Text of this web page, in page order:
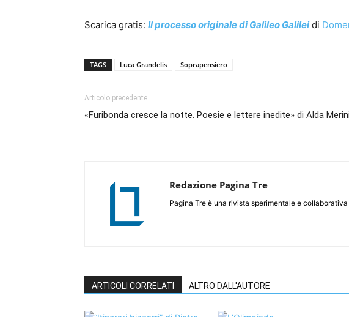
Scarica gratis: Il processo originale di Galileo Galileidi
TAGS Luca Grandelis Soprapensiero
Articolo precedente
«Furibonda cresce la notte. Poesie e lettere inedite» di Alda Merini
Redazione Pagina Tre
Pagina Tre è una rivista sperimentale e
ARTICOLI CORRELATI ALTRO DALL'AUTORE